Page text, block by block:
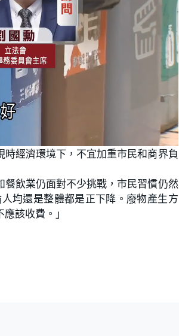
時經濟環境下，不宜加重市民和商界負
飲業仍面對不少挑戰，市民習慣仍然
均還是整體都是正下降。廢物產生方
該收費。」